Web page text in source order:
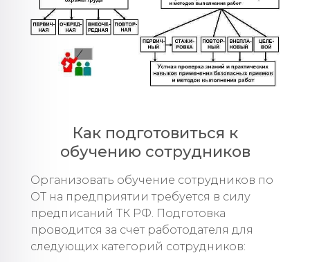
Как подготовиться к
обучению сотрудников
Организовать обучение сотрудников по
ОТ на предприятии требуется в силу
предписаний ТК РФ. Подготовка
проводится за счет работодателя для
следующих категорий сотрудников: